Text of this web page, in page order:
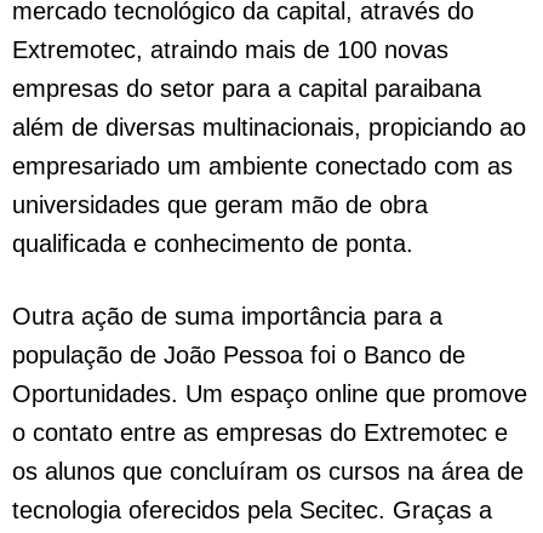
mercado tecnológico da capital, através do
Extremotec, atraindo mais de 100 novas
empresas do setor para a capital paraibana
além de diversas multinacionais, propiciando ao
empresariado um ambiente conectado com as
universidades que geram mão de obra
qualificada e conhecimento de ponta.
Outra ação de suma importância para a
população de João Pessoa foi o Banco de
Oportunidades. Um espaço online que promove
o contato entre as empresas do Extremotec e
os alunos que concluíram os cursos na área de
tecnologia oferecidos pela Secitec. Graças a